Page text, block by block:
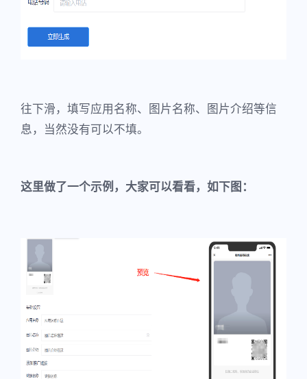
往下滑，填写应用名称、图片名称、图片介绍等信
息，当然没有可以不填。
这里做了一个示例，大家可以看看，如下图：